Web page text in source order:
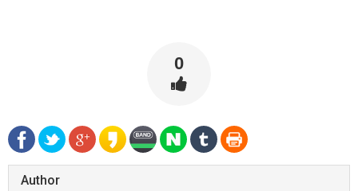
0
Author